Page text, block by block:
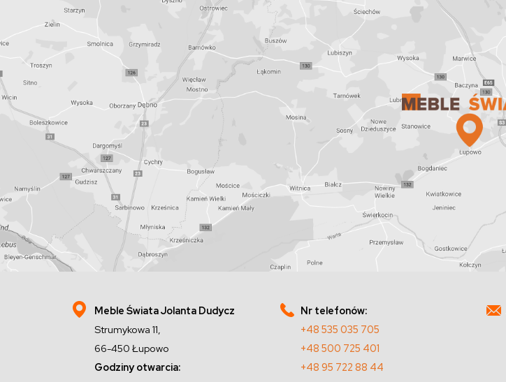
Meble Świata Jolanta Dudycz
Strumykowa 11,
66-450 Łupowo
Godziny otwarcia:
Nr telefonów:
+48 535 035 705
+48 500 725 401
+48 95 722 88 44